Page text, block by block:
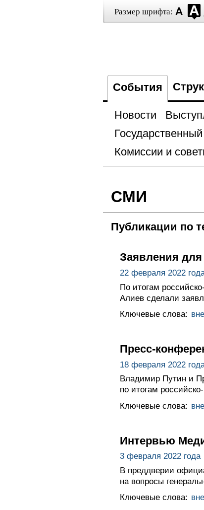
Размер шрифта:
События
Новости
Комиссии и
СМИ
Публикации по
Заявления для
22 февраля 2022
По итогам
Алиев сделали
Ключевые слова:
Пресс-
18 февраля 2022
Владимир Путин и
по итогам
Ключевые слова:
Интервью
3 февраля 2022 года
В преддверии
на вопросы
Ключевые слова: